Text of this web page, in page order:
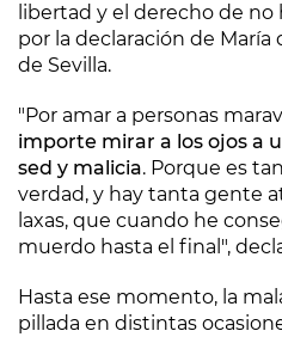
libertad y el derecho de no
por la declaración de
de Sevilla.
"Por amar a personas
importe mirar a los ojos a
sed y malicia. Porque es
verdad, y hay tanta gente
laxas, que cuando he
muerdo hasta el final",
Hasta ese momento, la
pillada en distintas